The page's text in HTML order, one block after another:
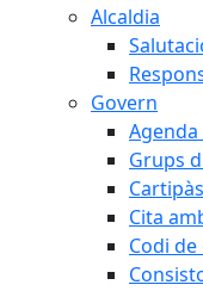
Alcaldia
Govern
Grups
Cita
Codi